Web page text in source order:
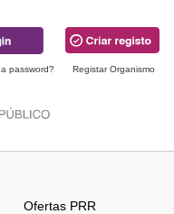
password? Registar Organismo
Ofertas PRR